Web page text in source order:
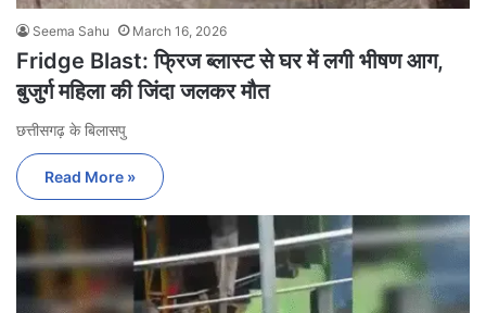
Seema Sahu March 16, 2026
Fridge Blast: फ्रिज ब्लास्ट से घर में लगी भीषण आग,
बुजुर्ग महिला की जिंदा जलकर मौत
छत्तीसगढ़ के बिलासपु
Read More »